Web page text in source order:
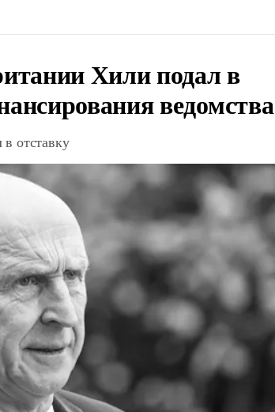
Хили подал в
ведомства
отставку